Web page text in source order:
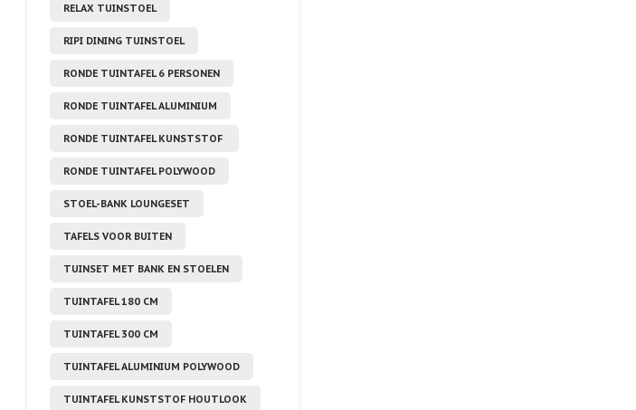
RELAX TUINSTOEL
RIPI DINING TUINSTOEL
RONDE TUINTAFEL 6 PERSONEN
RONDE TUINTAFEL ALUMINIUM
RONDE TUINTAFEL KUNSTSTOF
RONDE TUINTAFEL POLYWOOD
STOEL-BANK LOUNGESET
TAFELS VOOR BUITEN
TUINSET MET BANK EN STOELEN
TUINTAFEL 180 CM
TUINTAFEL 300 CM
TUINTAFEL ALUMINIUM POLYWOOD
TUINTAFEL KUNSTSTOF HOUTLOOK